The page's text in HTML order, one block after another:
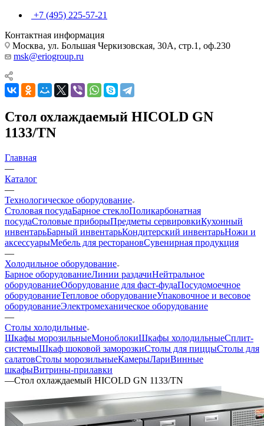
+7 (495) 225-57-21
Контактная информация
Москва, ул. Большая Черкизовская, 30А, стр.1, оф.230
msk@eriogroup.ru
Стол охлаждаемый HICOLD GN
1133/TN
Главная
—
Каталог
—
Технологическое оборудование
Столовая посудаБарное стеклоПоликарбонатная
посудаСтоловые приборыПредметы сервировкиКухонный
инвентарьБарный инвентарьКондитерский инвентарьНожи и
аксессуарыМебель для ресторановСувенирная продукция
—
Холодильное оборудование
Барное оборудованиеЛинии раздачиНейтральное
оборудованиеОборудование для фаст-фудаПосудомоечное
оборудованиеТепловое оборудованиеУпаковочное и весовое
оборудованиеЭлектромеханическое оборудование
—
Столы холодильные
Шкафы морозильныеМоноблокиШкафы холодильныеСплит-
системыШкаф шоковой заморозкиСтолы для пиццыСтолы для
салатовСтолы морозильныеКамерыЛариВинные
шкафыВитрины-прилавки
—Стол охлаждаемый HICOLD GN 1133/TN